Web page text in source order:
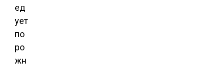
ед
ует
по
ро
жн